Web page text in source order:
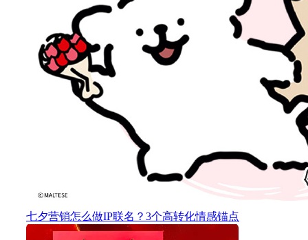
七夕营销怎么做IP联名？3个高转化情感锚点